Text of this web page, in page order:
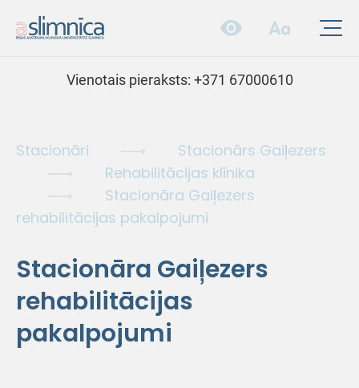
Vienotais pieraksts: +371 67000610
Stacionāri
Stacionārs Gaiļezers
Rehabilitācijas klīnika
Stacionāra Gaiļezers
rehabilitācijas pakalpojumi
Stacionāra Gaiļezers
rehabilitācijas
pakalpojumi